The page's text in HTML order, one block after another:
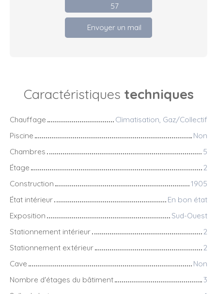
57
Envoyer un mail
Caractéristiques techniques
Chauffage
Climatisation, Gaz/Collectif
Piscine
Non
Chambres
5
Étage
2
Construction
1905
État intérieur
En bon état
Exposition
Sud-Ouest
Stationnement intérieur
2
Stationnement extérieur
2
Cave
Non
Nombre d'étages du bâtiment
3